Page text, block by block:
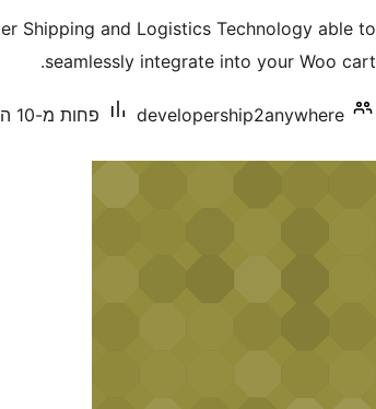
Shipping and Logistics Technology able to
seamlessly integrate into your Woo cart.
developership2anywhere פחות מ-10 התקנות פעילות